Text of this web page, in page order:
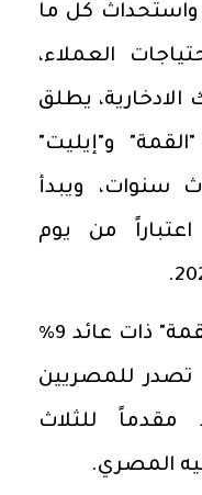
واستحداث كل ما
العملاء،
الادخارية، يطلق
و"إيليت"
سنوات، ويبدأ
من يوم
الجدير بالذكر، أن شهادة "القمة" ذات عائد 9%
للمصريين
مقدماً للثلاث